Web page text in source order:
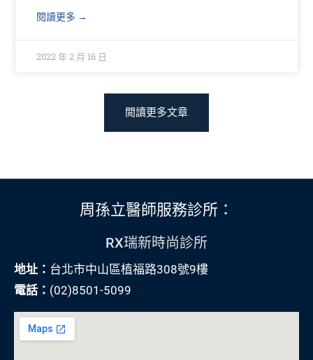
閱讀更多 →
2022 年 2 月 16 日
閲讀更多文章
周孫立醫師服務診所：
RX瑞新時尚診所
地址： 台北市中山區植福路308號9樓
電話： (02)8501-5099